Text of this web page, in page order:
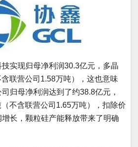
实现归母净利润30.3亿元，多晶
联营公司1.58万吨），这也意味
归母净利润达到了约38.8亿元，
不含联营公司1.65万吨），扣除价
长，颗粒硅产能释放带来了明确